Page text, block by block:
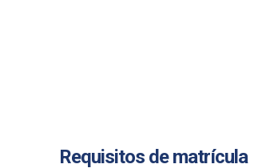
Requisitos de matrícula